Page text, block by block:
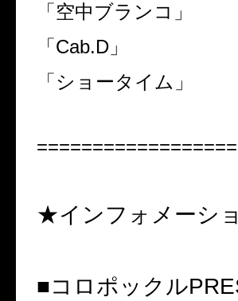
「空中ブランコ」
「 Cab.D 」
「ショータイム」
★インフォメーシ
■コロポックル